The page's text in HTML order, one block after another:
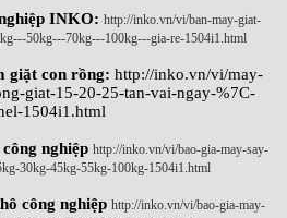
INKO: http://inko.vn/vi/ban-may-giat-
50kg---70kg---100kg---gia-re-1504i1.html
giặt con rồng: http://inko.vn/vi/may-
giat-15-20-25-tan-vai-ngay-%7C-
1504i1.html
nghiệp http://inko.vn/vi/bao-gia-may-say-
30kg-45kg-55kg-100kg-1504i1.html
công nghiệp http://inko.vn/vi/bao-gia-may-